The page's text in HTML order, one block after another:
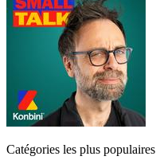
Catégories les plus populaires